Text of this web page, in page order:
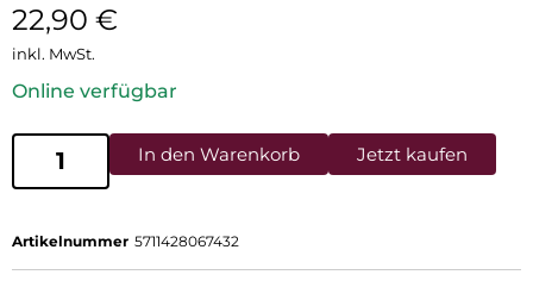
22,90 €
inkl. MwSt.
Online verfügbar
In den Warenkorb Jetzt kaufen
Artikelnummer 5711428067432